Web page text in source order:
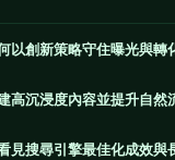
以創新策略守住曝光與轉
高沉浸度內容並提升自然
見搜尋引擎最佳化成效與